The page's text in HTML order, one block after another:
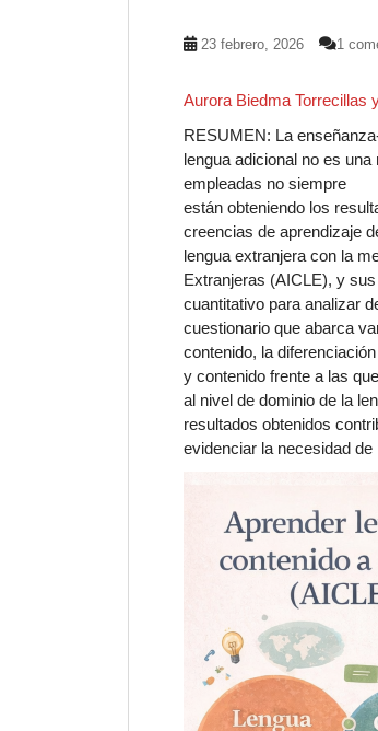
23 febrero, 2026 1
Aurora Biedma Torrecillas
RESUMEN: La
lengua adicional no es
empleadas no siempre
están obteniendo los
creencias de aprendizaje
lengua extranjera con la
Extranjeras (AICLE), y
cuantitativo para analizar
cuestionario que abarca
contenido, la
y contenido frente a las
al nivel de dominio de la
resultados obtenidos
evidenciar la necesidad